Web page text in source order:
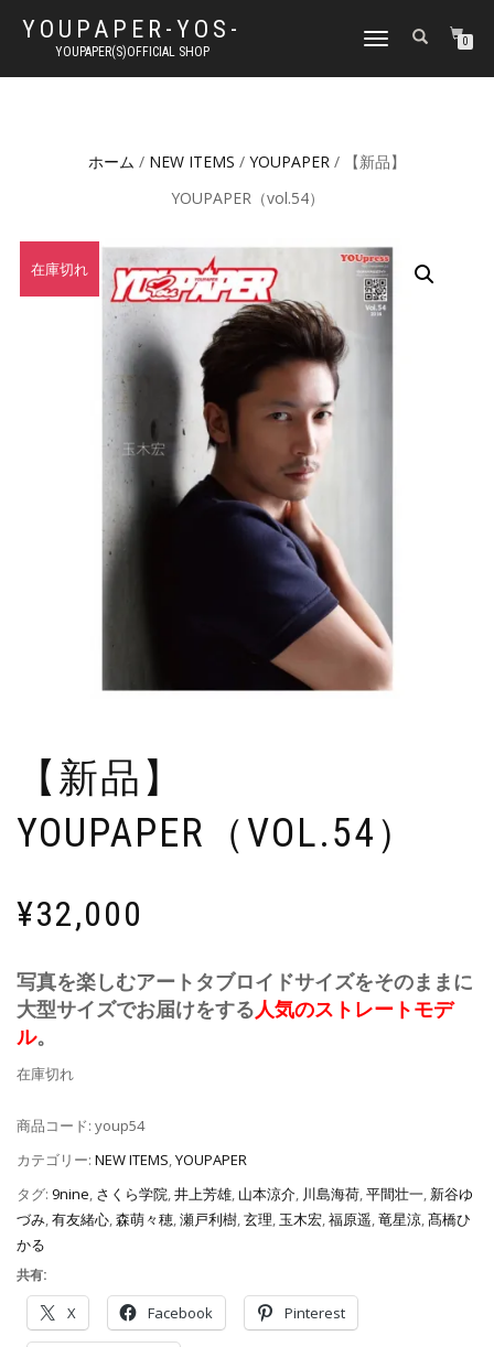
YOUPAPER-YOS-
YOUPAPER(S)OFFICIAL SHOP
ナ
ゲ
ン
え
0
ホーム / NEW ITEMS / YOUPAPER / 【新品】
YOUPAPER（vol.54）
在庫切れ
【新品】
YOUPAPER（VOL.54）
¥32,000
写真を楽しむアートタブロイドサイズをそのままに
大型サイズでお届けをする人気のストレートモデ
ル。
在庫切れ
商品コード: youp54
カテゴリー: NEW ITEMS,YOUPAPER
タグ: 9nine, さくら学院,井上芳雄, 山本涼介, 川島海荷,平間壮一, 新谷ゆ
づみ,有友緒心,森萌々穂,瀬戸利樹,玄理, 玉木宏,福原遥,竜星涼,髙橋ひ
かる
共有:
X Facebook Pinterest